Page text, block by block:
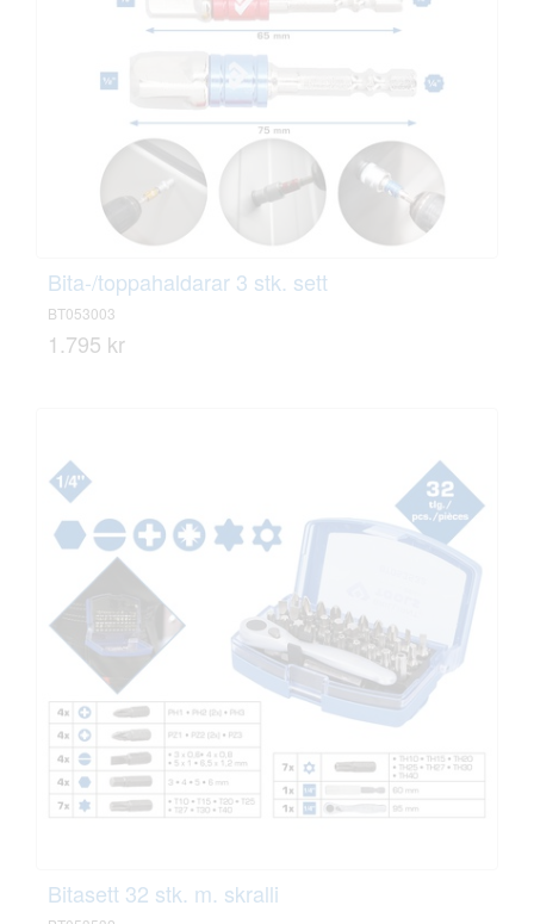
Bita-/toppahaldarar 3 stk. sett
BT053003
1.795 kr
Bitasett 32 stk. m. skralli